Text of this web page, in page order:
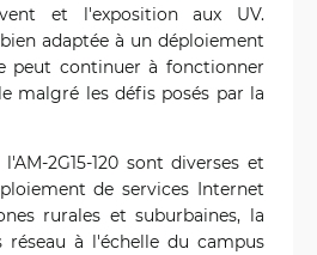
et l'exposition aux UV.
adaptée à un déploiement
peut continuer à fonctionner
malgré les défis posés par la
2G15-120 sont diverses et
de services Internet
rurales et suburbaines, la
réseau à l'échelle du campus